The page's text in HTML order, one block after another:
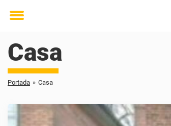
Toggle
Casa
Portada » Casa